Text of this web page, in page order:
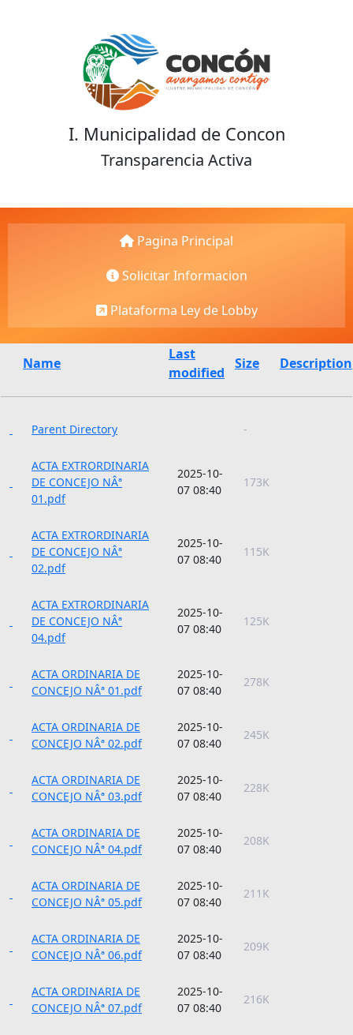
I. Municipalidad de Concon
Transparencia Activa
Pagina Principal
Solicitar Informacion
Plataforma Ley de Lobby
Name
Last
modified
Size Description
Parent Directory -
ACTA EXTRORDINARIA
DE CONCEJO NÂª
01.pdf
2025-10-
07 08:40
173K
ACTA EXTRORDINARIA
DE CONCEJO NÂª
02.pdf
2025-10-
07 08:40
115K
ACTA EXTRORDINARIA
DE CONCEJO NÂª
04.pdf
2025-10-
07 08:40
125K
ACTA ORDINARIA DE
CONCEJO NÂª 01.pdf
2025-10-
07 08:40
278K
ACTA ORDINARIA DE
CONCEJO NÂª 02.pdf
2025-10-
07 08:40
245K
ACTA ORDINARIA DE
CONCEJO NÂª 03.pdf
2025-10-
07 08:40
228K
ACTA ORDINARIA DE
CONCEJO NÂª 04.pdf
2025-10-
07 08:40
208K
ACTA ORDINARIA DE
CONCEJO NÂª 05.pdf
2025-10-
07 08:40
211K
ACTA ORDINARIA DE
CONCEJO NÂª 06.pdf
2025-10-
07 08:40
209K
ACTA ORDINARIA DE
CONCEJO NÂª 07.pdf
2025-10-
07 08:40
216K